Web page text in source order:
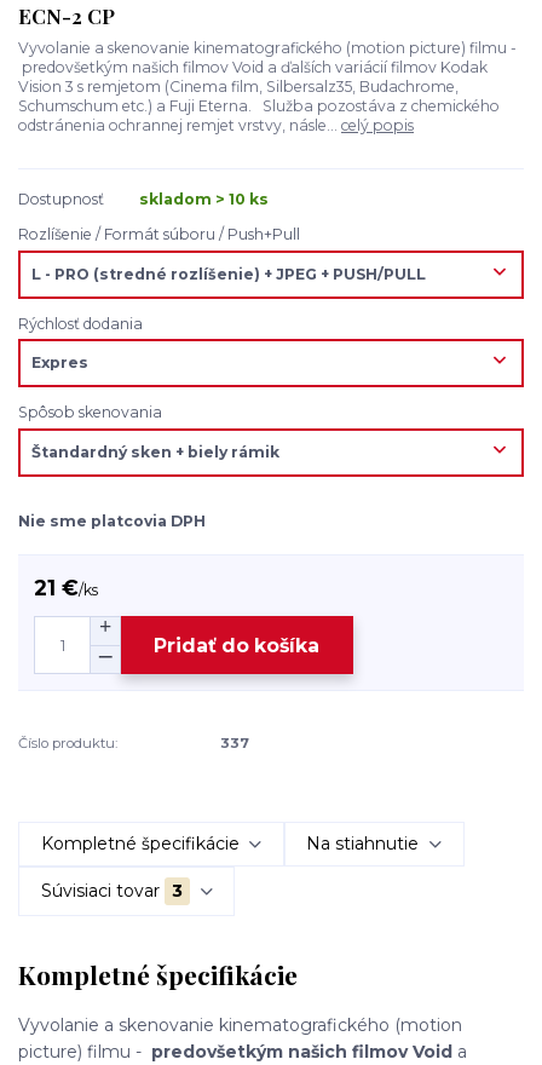
ECN-2 CP
Vyvolanie a skenovanie kinematografického (motion picture) filmu -
predovšetkým našich filmov Void a ďalších variácií filmov Kodak
Vision 3 s remjetom (Cinema film, Silbersalz35, Budachrome,
Schumschum etc.) a Fuji Eterna. Služba pozostáva z chemického
odstránenia ochrannej remjet vrstvy, násle... celý popis
Dostupnosť
skladom > 10 ks
Rozlíšenie / Formát súboru / Push+Pull
Rýchlosť dodania
Spôsob skenovania
Nie sme platcovia DPH
21 €/ks
Pridať do košíka
Číslo produktu: 337
Kompletné špecifikácie Na stiahnutie
Súvisiaci tovar 3
Kompletné špecifikácie
Vyvolanie a skenovanie kinematografického (motion
picture) filmu - predovšetkým našich filmov Void a